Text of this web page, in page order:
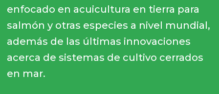
enfocado en acuicultura en tierra para
salmón y otras especies a nivel mundial,
además de las últimas innovaciones
acerca de sistemas de cultivo cerrados
en mar.